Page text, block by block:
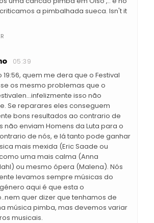
a pimbalhada sueca. Isn't it
05:39
19:56, quem me dera que o Festival
os mesmo problemas que o
isso não
Se reparares eles conseguem
bons resultados ao contrario de
não enviam Homens da Luta para o
de nós, e lá tanto pode ganhar
mais mexida (Eric Saade ou
uma mais calma (Anna
ou mesmo ópera (Malena). Nós
levamos sempre músicas do
aqui é que esta o
quer dizer que tenhamos de
música pimba, mas devemos variar
musicais.